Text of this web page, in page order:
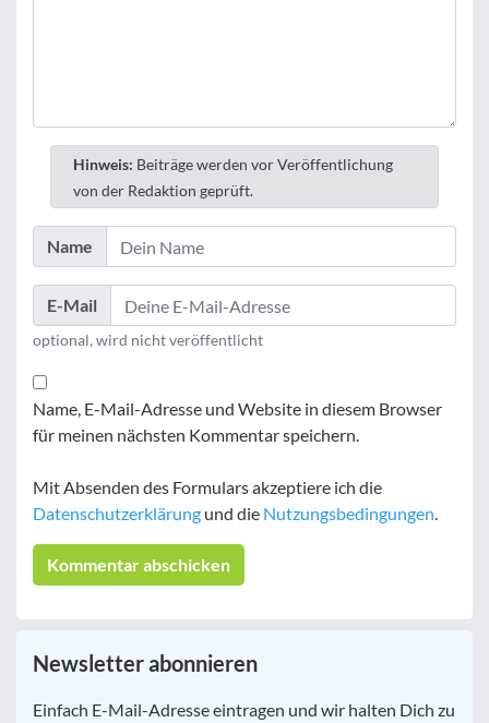
Hinweis: Beiträge werden vor Veröffentlichung
von der Redaktion geprüft.
Name
E-Mail
optional, wird nicht veröffentlicht
Name, E-Mail-Adresse und Website in diesem Browser
für meinen nächsten Kommentar speichern.
Mit Absenden des Formulars akzeptiere ich die
Datenschutzerklärung und die Nutzungsbedingungen.
Newsletter abonnieren
E-
Einfach E-Mail-Adresse eintragen und wir halten Dich zu